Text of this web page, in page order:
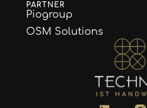
PARTNER
Piogroup
OSM Solutions